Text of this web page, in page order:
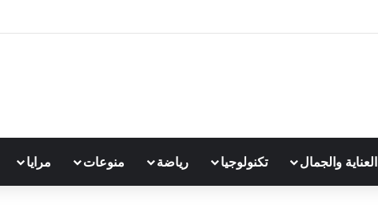
العناية والجمال تكنولوجيا رياضة منوعات مرايا